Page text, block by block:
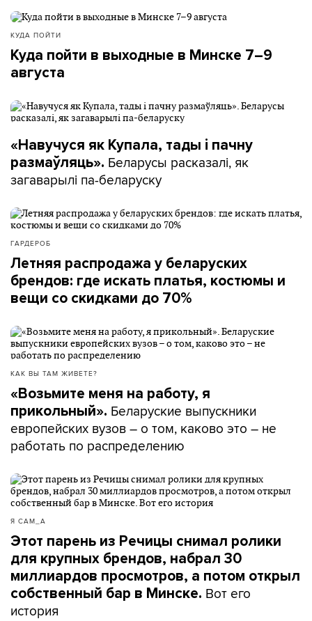
КУДА ПОЙТИ
Куда пойти в выходные в Минске 7–9
августа
«Навучуся як Купала, тады і пачну
размаўляць». Беларусы расказалі, як
загаварылі па-беларуску
ГАРДЕРОБ
Летняя распродажа у беларуских
брендов: где искать платья, костюмы и
вещи со скидками до 70%
КАК ВЫ ТАМ ЖИВЕТЕ?
«Возьмите меня на работу, я
прикольный». Беларуские выпускники
европейских вузов – о том, каково это – не
работать по распределению
Я САМ_А
Этот парень из Речицы снимал ролики
для крупных брендов, набрал 30
миллиардов просмотров, а потом открыл
собственный бар в Минске. Вот его
история